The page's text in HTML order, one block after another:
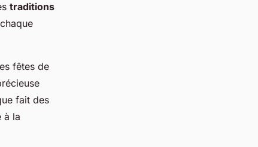
traditions
fêtes de
fait des
à la